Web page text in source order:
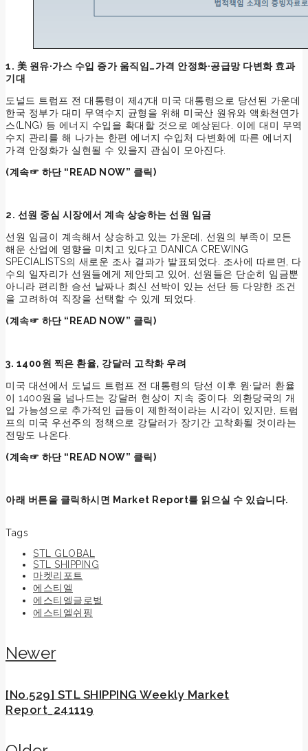
1. 美 원유·가스 수입 증가 움직임…가격 안정화·공급망 다변화 효과
기대
도널드 트럼프 전 대통령이 제47대 미국 대통령으로 당선된 가운데
한국 정부가 대미 무역수지 균형을 위해 미국산 원유와 액화천연가
스(LNG) 등 에너지 수입을 확대할 것으로 예상된다. 이에 대미 무역
수지 관리를 해 나가는 한편 에너지 수입처 다변화에 따른 에너지
가격 안정화가 실현될 수 있을지 관심이 모아진다.
(계속☞ 하단 “READ NOW” 클릭)
2. 선원 중심 시장에서 계속 상승하는 선원 임금
선원 임금이 계속해서 상승하고 있는 가운데, 선원의 부족이 모든
해운 산업에 영향을 미치고 있다고 DANICA CREWING
SPECIALISTS의 새로운 조사 결과가 발표되었다. 조사에 따르면, 다
수의 일자리가 선원들에게 제안되고 있어, 선원들은 단순히 임금뿐
아니라 편리한 승선 날짜나 최신 선박이 있는 선단 등 다양한 조건
을 고려하여 직장을 선택할 수 있게 되었다.
(계속☞ 하단 “READ NOW” 클릭)
3. 1400원 찍은 환율, 강달러 고착화 우려
미국 대선에서 도널드 트럼프 전 대통령의 당선 이후 원·달러 환율
이 1400원을 넘나드는 강달러 현상이 지속 중이다. 외환당국의 개
입 가능성으로 추가적인 급등이 제한적이라는 시각이 있지만, 트럼
프의 미국 우선주의 정책으로 강달러가 장기간 고착화될 것이라는
전망도 나온다.
(계속☞ 하단 “READ NOW” 클릭)
아래 버튼을 클릭하시면 Market Report를 읽으실 수 있습니다.
Tags
STL GLOBAL
STL SHIPPING
마켓리포트
에스티엘
에스티엘글로벌
에스티엘쉬핑
Newer
[No.529] STL SHIPPING Weekly Market
Report_241119